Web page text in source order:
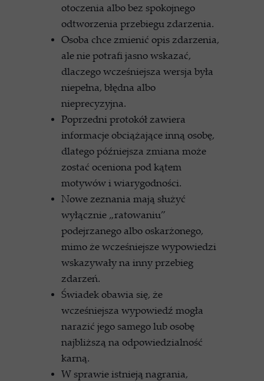
otoczenia albo bez spokojnego
odtworzenia przebiegu zdarzenia.
Osoba chce zmienić opis zdarzenia,
ale nie potrafi jasno wskazać,
dlaczego wcześniejsza wersja była
niepełna, błędna albo
nieprecyzyjna.
Poprzedni protokół zawiera
informacje obciążające inną osobę,
dlatego późniejsza zmiana może
zostać oceniona pod kątem
motywów i wiarygodności.
Nowe zeznania mają służyć
wyłącznie „ratowaniu”
podejrzanego albo oskarżonego,
mimo że wcześniejsze wypowiedzi
wskazywały na inny przebieg
zdarzeń.
Świadek obawia się, że
wcześniejsza wypowiedź mogła
narazić jego samego lub osobę
najbliższą na odpowiedzialność
karną.
W sprawie istnieją nagrania,